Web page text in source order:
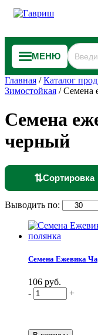
МЕНЮ
Главная /Каталог
Зимостойкая /Семена
Семена
черный
⇅Сортировка
Выводить по:
Семена Ежевика
106 руб.
-
+